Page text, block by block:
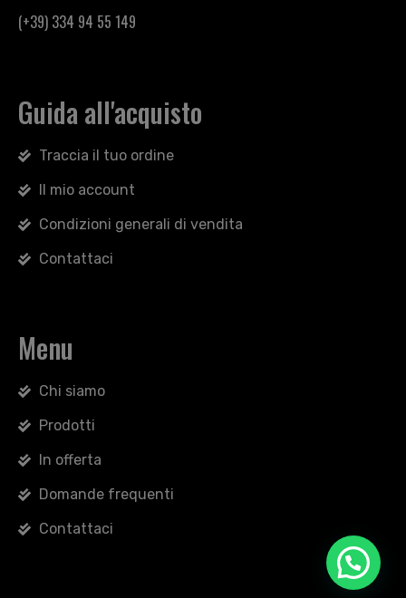
(+39) 334 94 55 149
Guida all'acquisto
Traccia il tuo ordine
Il mio account
Condizioni generali di vendita
Contattaci
Menu
Chi siamo
Prodotti
In offerta
Domande frequenti
Contattaci